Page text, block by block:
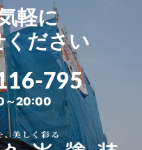
軽に
ください
795
～20:00